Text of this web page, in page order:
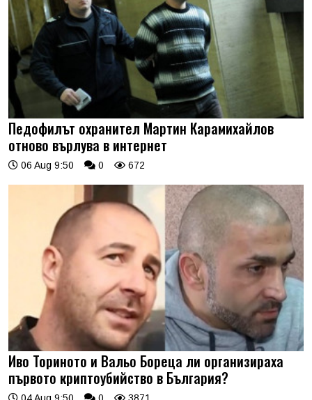
Педофилът охранител Мартин Карамихайлов
отново върлува в интернет
06 Aug 9:50 0 672
Иво Ториното и Вальо Бореца ли организираха
първото криптоубийство в България?
04 Aug 9:50 0 3871